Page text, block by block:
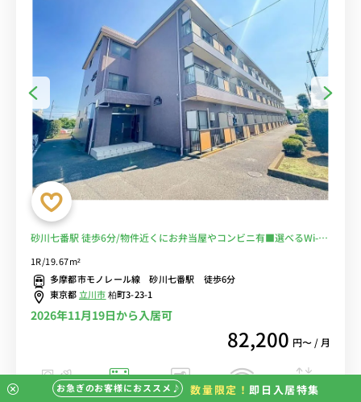
砂川七番駅 徒歩6分/物件近くにお弁当屋やコンビニ有■選べるWi-Fi
1R/19.67m²
多摩都市モノレール線 砂川七番駅 徒歩6分
東京都 立川市柏町3-23-1
2026年11月19日から入居可
82,200 円〜 / 月
お急ぎのお客様におススメ♪ 数量限定！ 即日入居特集